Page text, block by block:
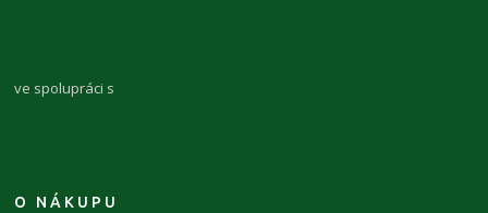
ve spolupráci s
O NÁKUPU